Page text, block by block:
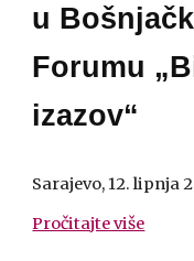
u
Forumu
izazov“
Sarajevo, 12. lipnja
Pročitajte više